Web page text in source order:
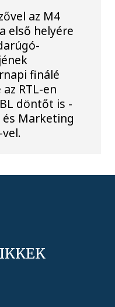
az M4
első helyére
finálé
RTL-en
döntőt is -
és Marketing